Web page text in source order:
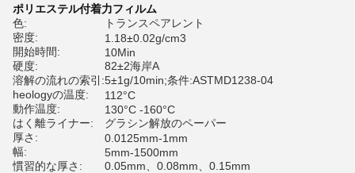
ポリエステル付着力フィルム
色:
トランスペアレント
密度:
1.18±0.02g/cm3
開始時間:
10Min
硬度:
82±2海岸A
溶解の流れの索引:5±1g/10min;条件:ASTMD1238-04
heologyの温度:
112°C
動作温度:
130°C -160°C
はく離ライナー:
グラシン解放のペーパー
厚さ:
0.0125mm-1mm
幅:
5mm-1500mm
慣習的な厚さ:
0.05mm、0.08mm、0.15mm